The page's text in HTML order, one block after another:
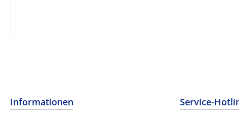
Informationen Service-